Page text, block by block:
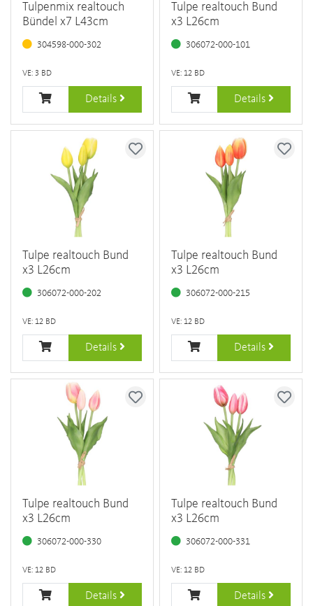
Tulpenmix realtouch
Bündel x7 L43cm
304598-000-302
VE: 3 BD
Details
Tulpe realtouch Bund
x3 L26cm
306072-000-101
VE: 12 BD
Details
Tulpe realtouch Bund
x3 L26cm
306072-000-202
VE: 12 BD
Details
Tulpe realtouch Bund
x3 L26cm
306072-000-215
VE: 12 BD
Details
Tulpe realtouch Bund
x3 L26cm
306072-000-330
VE: 12 BD
Details
Tulpe realtouch Bund
x3 L26cm
306072-000-331
VE: 12 BD
Details